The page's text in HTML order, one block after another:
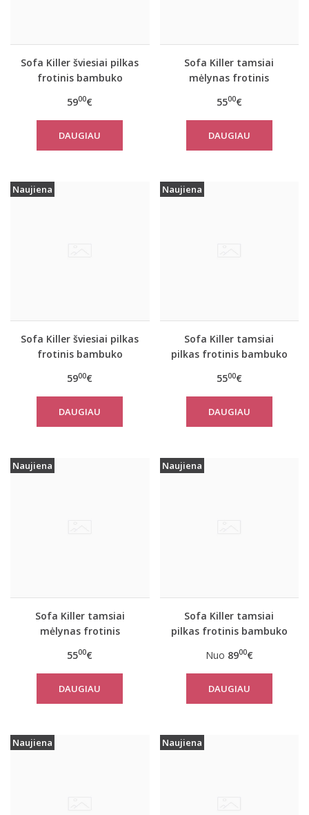
Sofa Killer šviesiai pilkas
frotinis bambuko
5900€
DAUGIAU
Sofa Killer tamsiai
mėlynas frotinis
5500€
DAUGIAU
Naujiena
Sofa Killer šviesiai pilkas
frotinis bambuko
5900€
DAUGIAU
Naujiena
Sofa Killer tamsiai
pilkas frotinis bambuko
5500€
DAUGIAU
Naujiena
Sofa Killer tamsiai
mėlynas frotinis
5500€
DAUGIAU
Naujiena
Sofa Killer tamsiai
pilkas frotinis bambuko
Nuo 8900€
DAUGIAU
Naujiena Naujiena